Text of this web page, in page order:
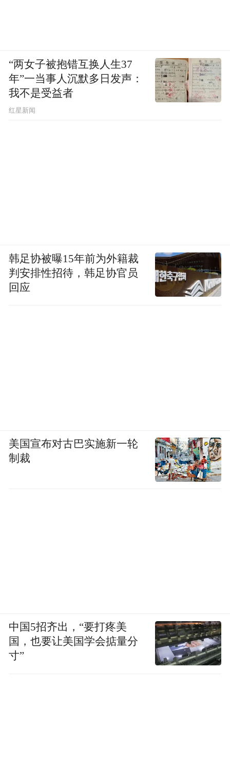
“两女子被抱错互换人生37
年”一当事人沉默多日发声：
我不是受益者
红星新闻
韩足协被曝15年前为外籍裁
判安排性招待，韩足协官员
回应
美国宣布对古巴实施新一轮
制裁
中国5招齐出，“要打疼美
国，也要让美国学会掂量分
寸”